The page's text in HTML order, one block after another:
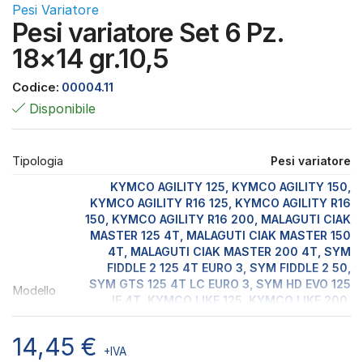
Pesi Variatore
Pesi variatore Set 6 Pz.
18×14 gr.10,5
Codice: 00004.11
Disponibile
Tipologia Pesi variatore
Modello
KYMCO AGILITY 125, KYMCO AGILITY 150,
KYMCO AGILITY R16 125, KYMCO AGILITY R16
150, KYMCO AGILITY R16 200, MALAGUTI CIAK
MASTER 125 4T, MALAGUTI CIAK MASTER 150
4T, MALAGUTI CIAK MASTER 200 4T, SYM
FIDDLE 2 125 4T EURO 3, SYM FIDDLE 2 50,
SYM GTS 125 4T LC EURO 3, SYM HD EVO 125
IE 4T, KYMCO LIKE 125, KYMCO LIKE 200,
KYMCO PEOPLE 125, KYMCO PEOPLE 125 EURO
EURO 2, KYMCO PEOPLE 250, KYMCO PEOPLE
14,45 € +IVA